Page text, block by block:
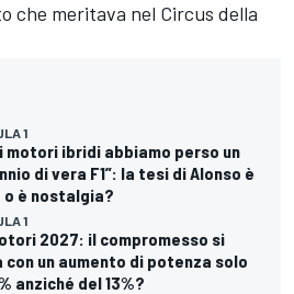
che meritava nel Circus della
1
i motori ibridi abbiamo perso un
di vera F1”: la tesi di Alonso è
o è nostalgia?
1
2027: il compromesso si
con un aumento di potenza solo
anziché del 13%?